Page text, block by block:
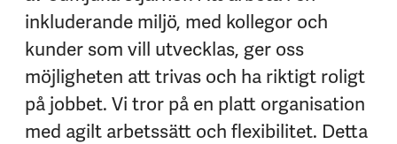
inkluderande miljö, med kollegor och
kunder som vill utvecklas, ger oss
möjligheten att trivas och ha riktigt roligt
på jobbet. Vi tror på en platt organisation
med agilt arbetssätt och flexibilitet. Detta